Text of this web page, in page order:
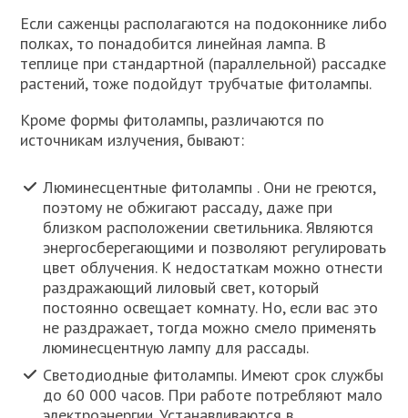
Если саженцы располагаются на подоконнике либо
полках, то понадобится линейная лампа. В
теплице при стандартной (параллельной) рассадке
растений, тоже подойдут трубчатые фитолампы.
Кроме формы фитолампы, различаются по
источникам излучения, бывают:
Люминесцентные фитолампы . Они не греются,
поэтому не обжигают рассаду, даже при
близком расположении светильника. Являются
энергосберегающими и позволяют регулировать
цвет облучения. К недостаткам можно отнести
раздражающий лиловый свет, который
постоянно освещает комнату. Но, если вас это
не раздражает, тогда можно смело применять
люминесцентную лампу для рассады.
Светодиодные фитолампы. Имеют срок службы
до 60 000 часов. При работе потребляют мало